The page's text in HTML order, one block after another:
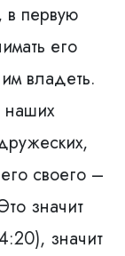
в первую
его
владеть.
наших
своего –
значит
значит